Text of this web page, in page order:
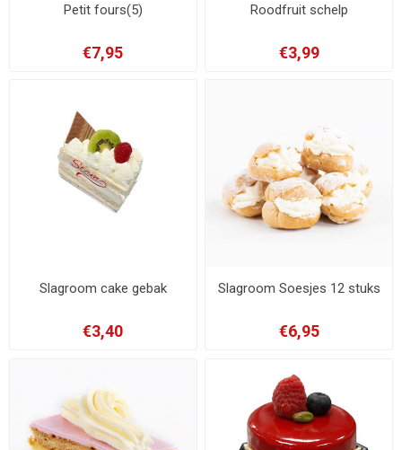
Petit fours(5)
€7,95
Roodfruit schelp
€3,99
Slagroom cake gebak
€3,40
Slagroom Soesjes 12 stuks
€6,95